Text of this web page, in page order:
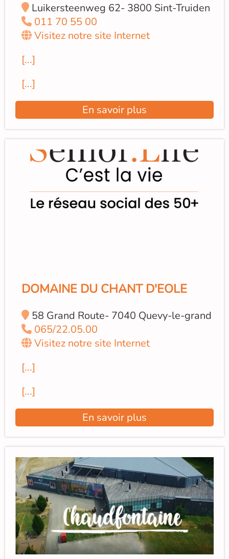
Luikersteenweg 62- 3800 Sint-Truiden
011 70 55 00
Visitez notre site Internet
[...]
[...]
En savoir plus
DOMAINE DU CHANT D'EOLE
58 Grand Route- 7040 Quevy-le-grand
065/22.05.00
Visitez notre site Internet
[...]
[...]
En savoir plus